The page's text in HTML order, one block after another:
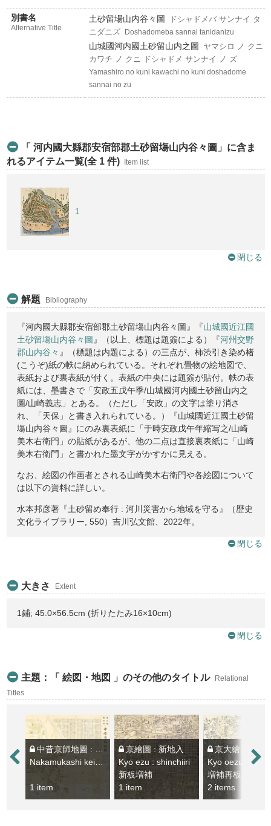
別書名
Alternative Title
土砂留場山内谷々圖
ドシャドメバ サンナイ タ
ニダニズ Doshadomeba sannai tanidanizu
山城國河内國土砂留山内之圖
ヤマシロ ノ クニ
カワチ ノ クニ ドシャドメ サンナイ ノ ズ
Yamashiro no kuni kawachi no kuni doshadome
sannai no zu
「 河内國大縣郡安宿部郡土砂留塲山内谷々圖」に含ま
れるアイテム一覧(全 1 件)
Item list
1
閉じる
解題 Bibliography
『河内國大縣郡安宿部郡土砂留塲山内谷々圖』『山城國近江國
土砂留塲山内谷々圖 』（以上、標題は題簽による）『河州交野
郡山内谷々 』（標題は内題による）の三点が、柿渋引き染め楮
(こうぞ)紙の帙に納められている。それぞれ畳物の絵地図で、
表紙および裏表紙が付く。表紙の中央には題簽が貼付。帙の表
紙には、墨書きで「安政五戊午季/山城國河内國土砂留山内之
圖/山崎義志」とある。（ただし「安政」の文字は塗り消さ
れ、「天保」と書き入れられている。）『山城國近江國土砂留
塲山内谷々圖』にのみ裏表紙に「于時安政戊午年縮写之/山崎
美木右衛門」の貼紙があるが、他の二点は直接裏表紙に「山崎
美木右衛門」と書かれた墨文字がかすかに見える。
なお、絵図の作画者とされる山崎美木右衛門や各絵図について
は以下の資料に詳しい。
水本邦彦著『土砂留め奉行 : 河川災害から地域を守る』（歴史
文化ライブラリー, 550）吉川弘文館、2022年。
閉じる
大きさ Extent
1鋪; 45.0×56.5cm (折りたたみ16×10cm)
閉じる
主題：「 絵図・地図 」のその他のタイトル Relational
Titles
中昔京師地圖 : 皇州緒餘撰部
Nakamukashi keishi chizu : koshu shoyosembu
1 item
京繪圖 : 新地入
Kyo ezu : shinchiiri
新板増補
1 item
京大繪圖
Kyo oezu
増補再板
2 items